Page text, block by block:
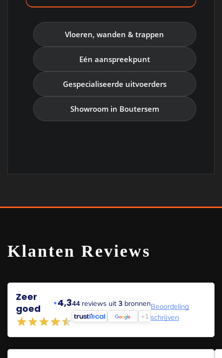
Vloeren, wanden & trappen
Eén aanspreekpunt
Gespecialiseerde uitvoerders
Showroom in Boutersem
Klanten Reviews
Zeer
goed
•4,344reviews uit3 bronnen
+1
Beoordeling
schrijven